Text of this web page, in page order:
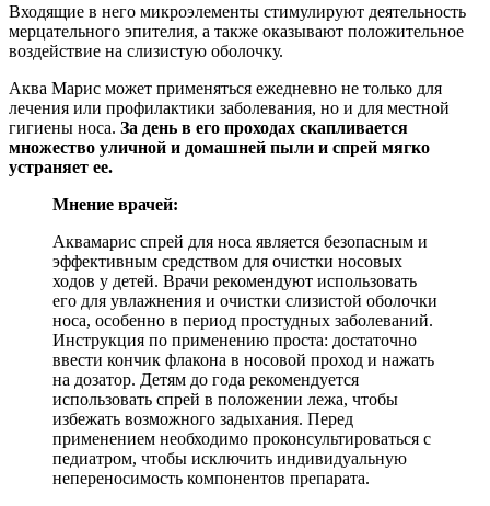
Входящие в него микроэлементы стимулируют деятельность
мерцательного эпителия, а также оказывают положительное
воздействие на слизистую оболочку.
Аква Марис может применяться ежедневно не только для
лечения или профилактики заболевания, но и для местной
гигиены носа. За день в его проходах скапливается
множество уличной и домашней пыли и спрей мягко
устраняет ее.
Мнение врачей:
Аквамарис спрей для носа является безопасным и
эффективным средством для очистки носовых
ходов у детей. Врачи рекомендуют использовать
его для увлажнения и очистки слизистой оболочки
носа, особенно в период простудных заболеваний.
Инструкция по применению проста: достаточно
ввести кончик флакона в носовой проход и нажать
на дозатор. Детям до года рекомендуется
использовать спрей в положении лежа, чтобы
избежать возможного задыхания. Перед
применением необходимо проконсультироваться с
педиатром, чтобы исключить индивидуальную
непереносимость компонентов препарата.